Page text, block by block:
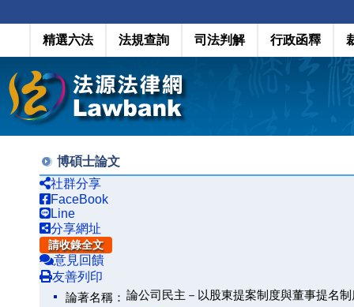
精選六法 法規查詢 司法判解 行政函釋
博碩士論文
社群分享
FaceBook
Line
分享網址
請收錄全文
意見回饋
友善列印
論著名稱： 論公司民主－以股東提案制度與董事提名